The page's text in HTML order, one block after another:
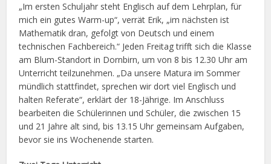
„Im ersten Schuljahr steht Englisch auf dem Lehrplan, für
mich ein gutes Warm-up“, verrät Erik, „im nächsten ist
Mathematik dran, gefolgt von Deutsch und einem
technischen Fachbereich.“ Jeden Freitag trifft sich die Klasse
am Blum-Standort in Dornbirn, um von 8 bis 12.30 Uhr am
Unterricht teilzunehmen. „Da unsere Matura im Sommer
mündlich stattfindet, sprechen wir dort viel Englisch und
halten Referate“, erklärt der 18-Jährige. Im Anschluss
bearbeiten die Schülerinnen und Schüler, die zwischen 15
und 21 Jahre alt sind, bis 13.15 Uhr gemeinsam Aufgaben,
bevor sie ins Wochenende starten.